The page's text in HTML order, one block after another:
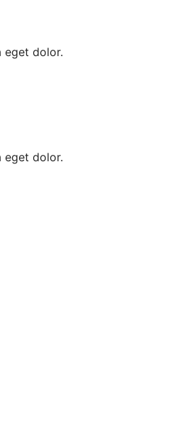
eget dolor.
eget dolor.